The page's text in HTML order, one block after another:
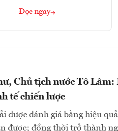
Đọc ngay
Chủ tịch nước Tô
tế chiến lược
được đánh giá bằng hiệu
được; đồng thời trở thành